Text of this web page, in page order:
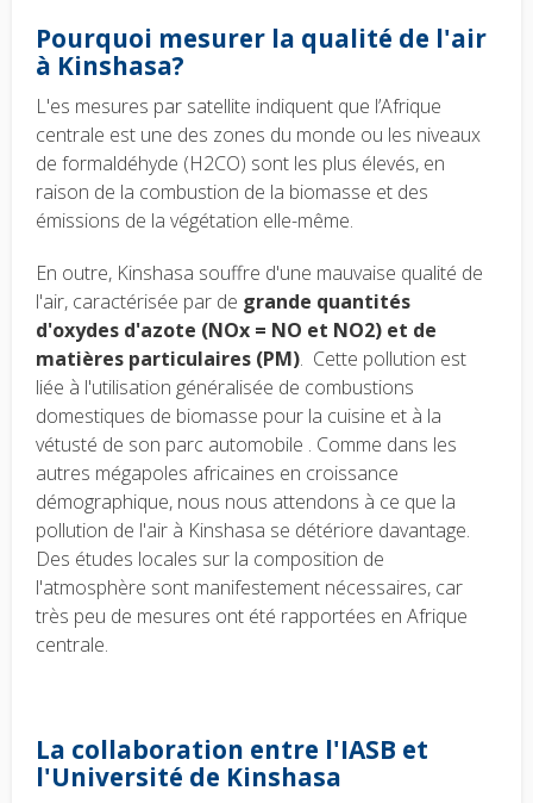
Body
text
Pourquoi mesurer la qualité de l'air
à Kinshasa?
L'es mesures par satellite indiquent que l’Afrique
centrale est une des zones du monde ou les niveaux
de formaldéhyde (H2CO) sont les plus élevés, en
raison de la combustion de la biomasse et des
émissions de la végétation elle-même.
En outre, Kinshasa souffre d'une mauvaise qualité de
l'air, caractérisée par de grande quantités
d'oxydes d'azote (NOx = NO et NO2) et de
matières particulaires (PM). Cette pollution est
liée à l'utilisation généralisée de combustions
domestiques de biomasse pour la cuisine et à la
vétusté de son parc automobile . Comme dans les
autres mégapoles africaines en croissance
démographique, nous nous attendons à ce que la
pollution de l'air à Kinshasa se détériore davantage.
Des études locales sur la composition de
l'atmosphère sont manifestement nécessaires, car
très peu de mesures ont été rapportées en Afrique
centrale.
La collaboration entre l'IASB et
l'Université de Kinshasa